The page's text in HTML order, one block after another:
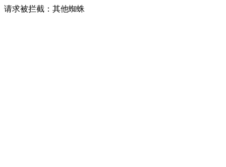
请求被拦截：其他蜘蛛